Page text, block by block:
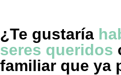
¿Te gustaría
seres queridos
familiar que ya